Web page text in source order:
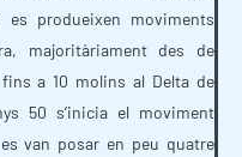
produeixen moviments
majoritàriament des de
a 10 molins al Delta de
50 s’inicia el moviment
van posar en peu quatre